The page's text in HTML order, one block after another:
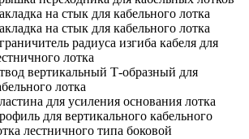
на стык для кабельного лотка
на стык для кабельного лотка
радиуса изгиба кабеля для
лотка
вертикальный Т-образный для
лотка
для усиления основания лотка
для вертикального кабельного
лестничного типа боковой